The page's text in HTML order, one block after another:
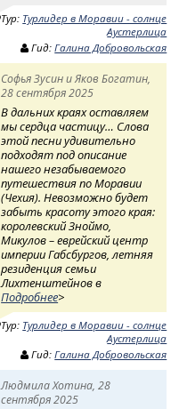
Тур: Турлидер в Моравии - солнце
Аустерлица
Гид:Галина Добровольская
Софья Зусин и Яков Богатин,
28 сентября 2025
В дальних краях оставляем
мы сердца частицу… Слова
этой песни удивительно
подходят под описание
нашего незабываемого
путешествия по Моравии
(Чехия). Невозможно будет
забыть красоту этого края:
королевский Зноймо,
Микулов – еврейский центр
империи Габсбургов, летняя
резиденция семьи
Лихтенштейнов в
Подробнее>
Тур: Турлидер в Моравии - солнце
Аустерлица
Гид:Галина Добровольская
Людмила Хотина, 28
сентября 2025